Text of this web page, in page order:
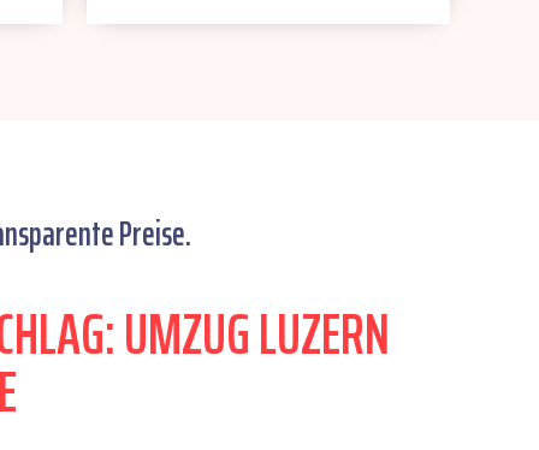
Preise.
UMZUG LUZERN